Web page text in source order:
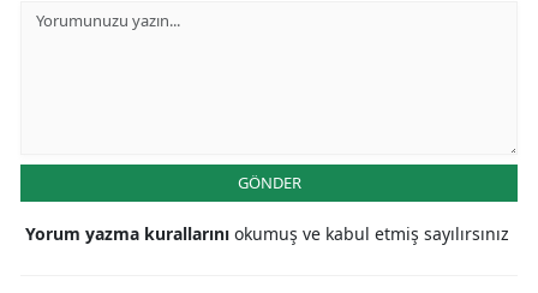
GÖNDER
Yorum yazma kurallarını okumuş ve kabul etmiş sayılırsınız